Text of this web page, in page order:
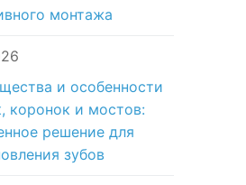
монтажа
и особенности
коронок и мостов:
решение для
зубов